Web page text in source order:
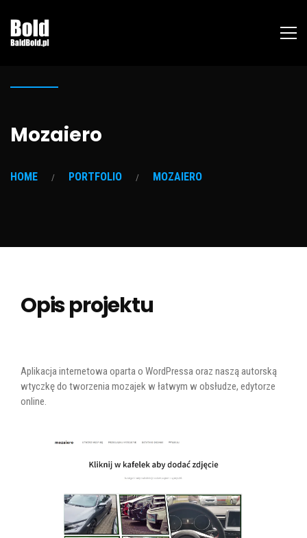
Mozaiero
HOME PORTFOLIO MOZAIERO
Opis projektu
Aplikacja internetowa oparta o WordPressa oraz naszą autorską
wtyczkę do tworzenia mozajek w łatwym w obsłudze, edytorze
online.